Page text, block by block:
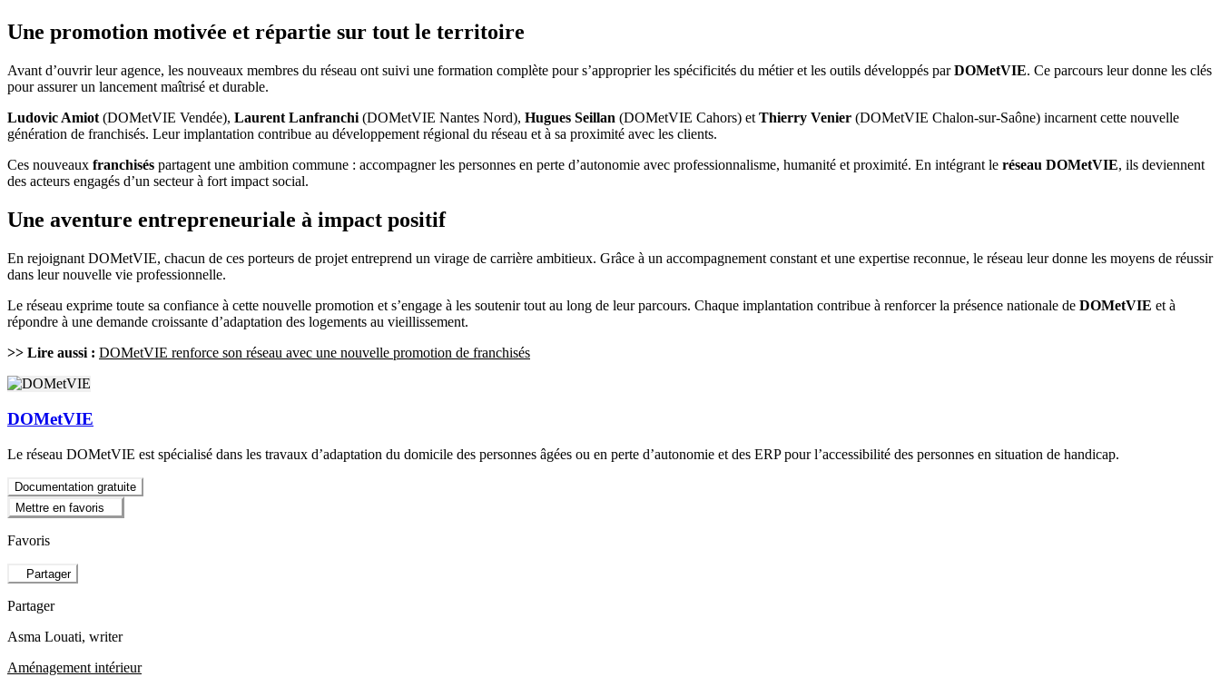
Une promotion motivée et répartie sur tout le territoire
Avant d’ouvrir leur agence, les nouveaux membres du réseau ont suivi une formation complète pour s’approprier les spécificités du métier et les outils développés parDOMetVIE. Ce parcours leur donne les clés
pour assurer un lancement maîtrisé et durable.
Ludovic Amiot (DOMetVIE Vendée), Laurent Lanfranchi (DOMetVIE Nantes Nord), Hugues Seillan (DOMetVIE Cahors) et Thierry Venier (DOMetVIE Chalon-sur-Saône) incarnent cette nouvelle
génération de franchisés. Leur implantation contribue au développement régional du réseau et à sa proximité avec les clients.
Ces nouveaux franchisés partagent une ambition commune : accompagner les personnes en perte d’autonomie avec professionnalisme, humanité et proximité. En intégrant le réseau DOMetVIE, ils deviennent
des acteurs engagés d’un secteur à fort impact social.
Une aventure entrepreneuriale à impact positif
En rejoignant DOMetVIE, chacun de ces porteurs de projet entreprend un virage de carrière ambitieux. Grâce à un accompagnement constant et une expertise reconnue, le réseau leur donne les moyens de réussir
dans leur nouvelle vie professionnelle.
Le réseau exprime toute sa confiance à cette nouvelle promotion et s’engage à les soutenir tout au long de leur parcours. Chaque implantation contribue à renforcer la présence nationale de DOMetVIE et à
répondre à une demande croissante d’adaptation des logements au vieillissement.
>> Lire aussi : DOMetVIE renforce son réseau avec une nouvelle promotion de franchisés
DOMetVIE
Le réseau DOMetVIE est spécialisé dans les travaux d’adaptation du domicile des personnes âgées ou en perte d’autonomie et des ERP pour l’accessibilité des personnes en situation de handicap.
Documentation gratuite
Mettre en favoris
Favoris
Partager
Partager
Asma Louati, writer
Aménagement intérieur